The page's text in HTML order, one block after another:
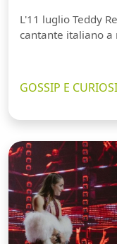
L'11 luglio Teddy
cantante italiano
GOSSIP E